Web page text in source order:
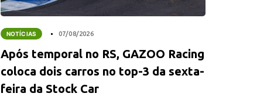
NOTÍCIAS 07/08/2026
Após temporal no RS, GAZOO Racing
coloca dois carros no top-3 da sexta-
feira da Stock Car